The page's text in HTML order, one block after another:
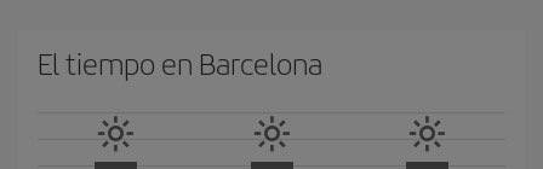
El tiempo en Barcelona